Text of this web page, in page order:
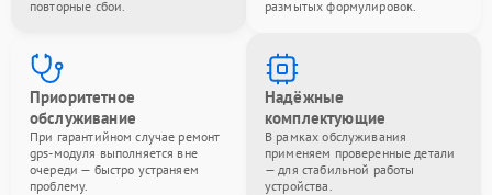
повторные сбои.
размытых формулировок.
Приоритетное
обслуживание
При гарантийном случае ремонт
gps-модуля выполняется вне
очереди — быстро устраняем
проблему.
Надёжные
комплектующие
В рамках обслуживания
применяем проверенные детали
— для стабильной работы
устройства.